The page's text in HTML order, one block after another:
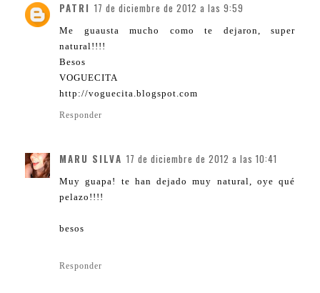
PATRI 17 de diciembre de 2012 a las 9:59
Me guausta mucho como te dejaron, super
natural!!!!
Besos
VOGUECITA
http://voguecita.blogspot.com
Responder
MARU SILVA 17 de diciembre de 2012 a las 10:41
Muy guapa! te han dejado muy natural, oye qué
pelazo!!!!
besos
Responder